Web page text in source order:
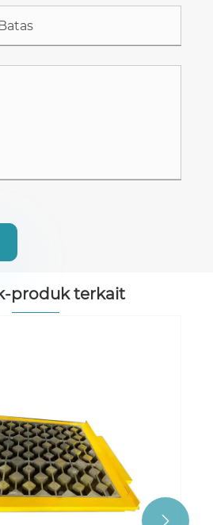
produk terkait
